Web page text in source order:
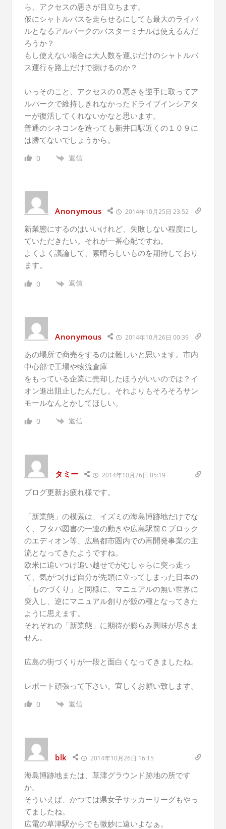
ら、アクセスの悪さが目立ちます。
仮にシャトルバスを走らせるにしても最大のライバ
ルとなるアルパークのバスターミナルは使えるんだ
ろうか？
もし使えない場合は大人数を運ぶだけのシャトルバ
ス運行を路上だけで捌けるのか？
いっそのこと、アクセスの０悪さを逆手に取ってア
ルパークで維持しきれなかったドライブインシアタ
ーが復活してくれないかなと思います。
普通のシネコンを造っても新井口駅近くの１０９に
は勝てないでしょうから。
0 返信
Anonymous 2014年10月25日 23:52
新業態にするのはいいけれど、失敗しない程度にし
ていただきたい。それが一番心配ですね。
よくよく議論して、素晴らしいものを期待しており
ます。
0 返信
Anonymous 2014年10月26日 00:39
あの場所で商売をするのは難しいと思います。市内
中心部で工場や物流倉庫
をもっている企業に売却したほうがいいのでは？イ
オン進出阻止したんだし。それよりもそろそろサン
モールなんとかしてほしい。
0 返信
タミー 2014年10月26日 05:19
ブログ更新お疲れ様です。
「新業態」の模索は、イズミの海島博跡地だけでな
く、フタバ図書の一連の動きや広島駅前Ｃブロック
のエディオン等、広島都市圏内での再開発事業の主
流となってきたようですね。
欧米に追いつけ追い越せでがむしゃらに突っ走っ
て、気がつけば自分が先頭に立ってしまった日本の
「ものづくり」と同様に、マニュアルの無い世界に
突入し、逆にマニュアル創りが飯の種となってきた
ように思えます。
それぞれの「新業態」に期待が膨らみ興味が尽きま
せん。
広島の街づくりが一段と面白くなってきましたね。
レポート頑張って下さい。宜しくお願い致します。
0 返信
blk 2014年10月26日 16:15
海島博跡地または、草津グラウンド跡地の所です
か。
そういえば、かつては県女子サッカーリーグもやっ
てましたね。
広電の草津駅からでも微妙に遠いよなぁ。